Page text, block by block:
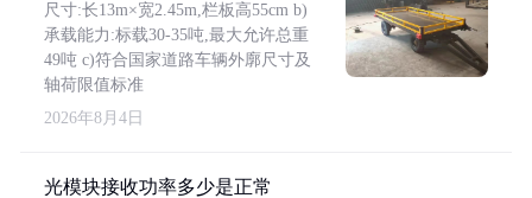
尺寸:长13m×宽2.45m,栏板高55cm b)
承载能力:标载30-35吨,最大允许总重
49吨 c)符合国家道路车辆外廓尺寸及
轴荷限值标准
2026年8月4日
光模块接收功率多少是正常